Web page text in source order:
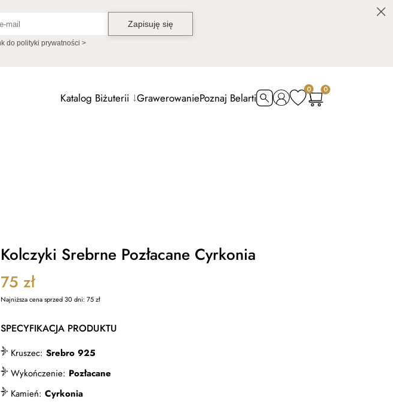
Katalog Biżuterii GrawerowaniePoznaj Belarti
0 0
Kolczyki Srebrne Pozłacane Cyrkonia
75 zł
Najniższa cena sprzed 30 dni:75zł
SPECYFIKACJA PRODUKTU
Kruszec: Srebro 925
Wykończenie: Pozłacane
Kamień: Cyrkonia